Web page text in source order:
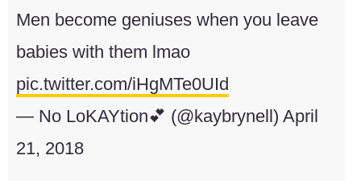
Men become geniuses when you leave
babies with them lmao
pic.twitter.com/iHgMTe0UId
— No LoKAYtion💕 (@kaybrynell) April
21, 2018